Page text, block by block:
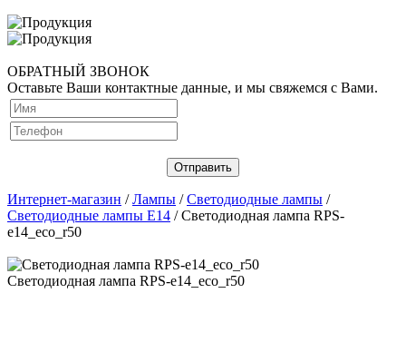
ОБРАТНЫЙ ЗВОНОК
Оставьте Ваши контактные данные, и мы свяжемся с Вами.
Интернет-магазин /Лампы /Светодиодные лампы /
Светодиодные лампы E14 / Светодиодная лампа RPS-
e14_eco_r50
Светодиодная лампа RPS-e14_eco_r50